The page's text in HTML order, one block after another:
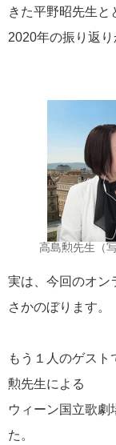
きた平野昭先生と
2020年の振り返り
高島勲先生（
実は、今回のオン
さかのぼります。
もう１人のゲス
勲先生による
ウィーン国立歌劇
た。
おすすめ情報
オンラインツアー
ウィーン・フィ
作曲家シリーズ
旅のヒント
ショパン国際ピア
メトロポリタンオ
国内企画